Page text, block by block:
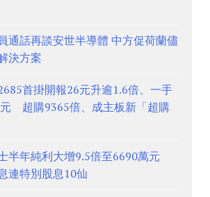
通話再談安世半導體 中方促荷蘭儘
決方案
首掛開報26元升逾1.6倍、一手
超購9365倍、成主板新「超購
半年純利大增9.5倍至6690萬元
連特別股息10仙